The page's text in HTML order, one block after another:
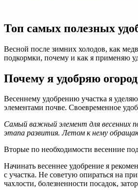
Топ самых полезных
Весной после зимних холодов, как
подкормки, почему и как я применяю
Почему я удобряю
Весеннему удобрению участка я
элементами почве. Своевременное
Самый важный элемент для весенних
этапа развития. Летом к нему
Вторые по необходимости весенние
Начинать весеннее удобрение я
с участка. Не советую опираться на
чахлости, болезненности посадок,